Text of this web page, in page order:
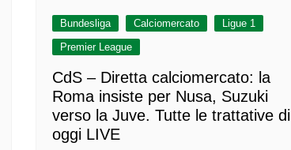
Bundesliga Calciomercato
Ligue 1
Premier League
CdS – Diretta calciomercato: la
Roma insiste per Nusa, Suzuki
verso la Juve. Tutte le trattative di
oggi LIVE